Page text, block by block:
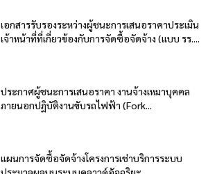
เอกสารรับรองระหว่างผู้ชนะการเสนอราคาประเมิน
เจ้าหน้าที่ที่เกี่ยวข้องกับการจัดซื้อจัดจ้าง (แบบ รร....
ประกาศผู้ชนะการเสนอราคา งานจ้างเหมาบุคคล
ภายนอกปฏิบัติงานขับรถไฟฟ้า (Fork...
แผนการจัดซื้อจัดจ้างโครงการเช่าบริการระบบ